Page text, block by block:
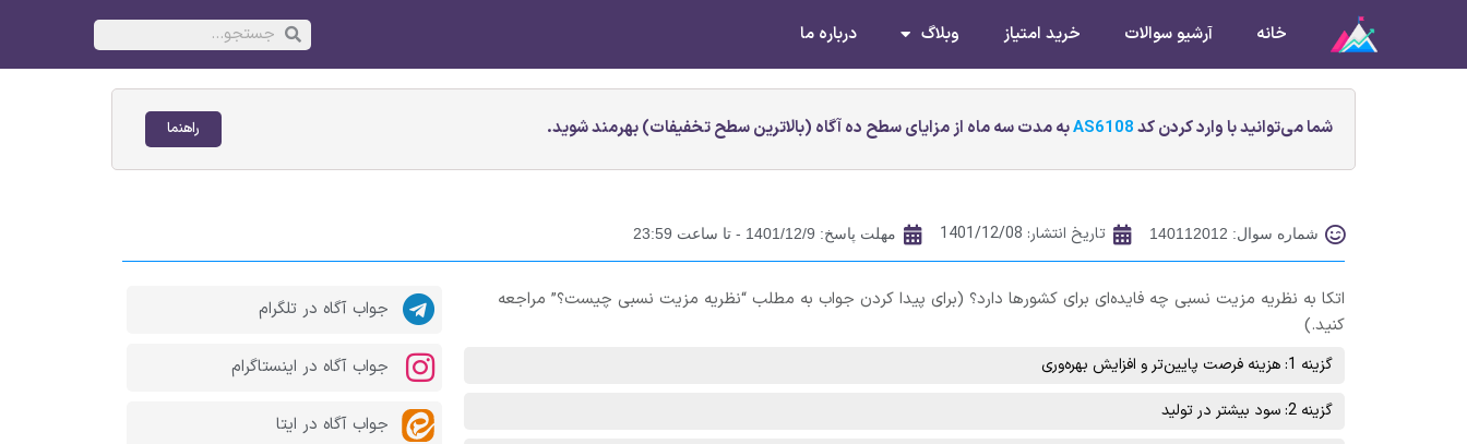
خانه آرشیو سوالات خرید امتیاز وبلاگ درباره ما
شما می‌توانید با وارد کردن کدAS6108به مدت سه ماه از مزایای سطح ده آگاه (بالاترین سطح تخفیفات) بهرمند شوید. راهنما
شماره سوال: 140112012 تاریخ انتشار: 1401/12/08 مهلت پاسخ: 1401/12/9 - تا ساعت 23:59
اتکا به نظریه مزیت نسبی چه فایده‌ای برای کشورها دارد؟ (برای پیدا کردن جواب به مطلب “نظریه مزیت نسبی چیست؟” مراجعه
کنید.)
گزینه 1: هزینه فرصت پایین‌تر و افزایش بهره‌وری
گزینه 2: سود بیشتر در تولید
جواب آگاه در تلگرام
جواب آگاه در اینستاگرام
جواب آگاه در ایتا